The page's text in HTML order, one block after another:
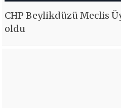
CHP Beylikdüzü Meclis
oldu